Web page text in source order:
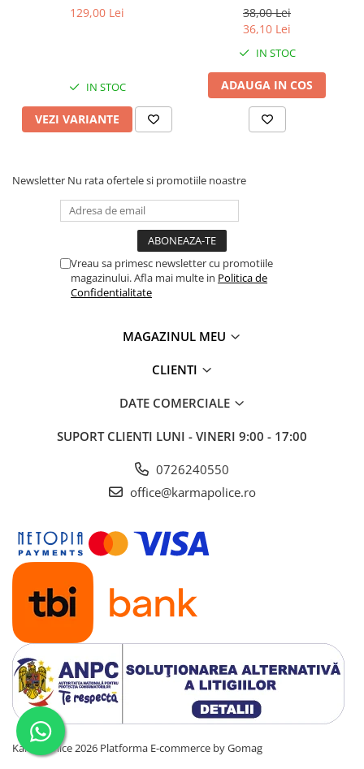
129,00 Lei
IN STOC
VEZI VARIANTE
38,00 Lei
36,10 Lei
IN STOC
ADAUGA IN COS
Newsletter Nu rata ofertele si promotiile noastre
Vreau sa primesc newsletter cu promotiile
magazinului. Afla mai multe in Politica de
Confidentialitate
MAGAZINUL MEU
CLIENTI
DATE COMERCIALE
SUPORT CLIENTI LUNI - VINERI 9:00 - 17:00
0726240550
office@karmapolice.ro
KarmaPolice 2026 Platforma E-commerce by Gomag